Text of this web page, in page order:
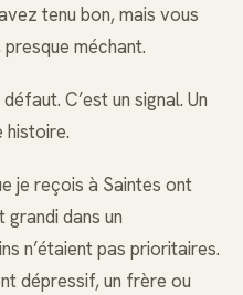
tenu bon, mais vous
méchant.
C’est un signal. Un
histoire.
je reçois à Saintes ont
grandi dans un
n’étaient pas prioritaires.
dépressif, un frère ou